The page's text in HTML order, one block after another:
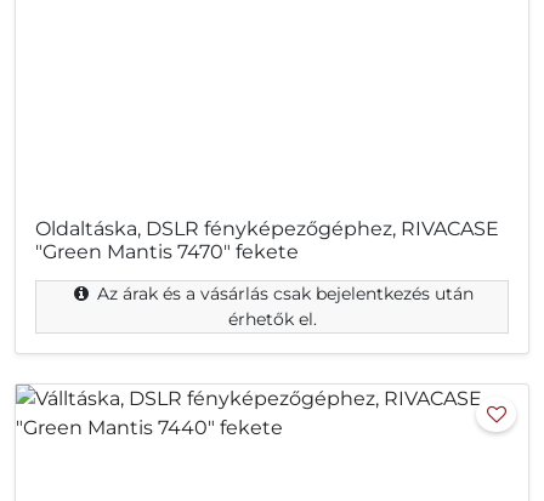
Oldaltáska, DSLR fényképezőgéphez, RIVACASE
"Green Mantis 7470" fekete
Az árak és a vásárlás csak bejelentkezés után
érhetők el.